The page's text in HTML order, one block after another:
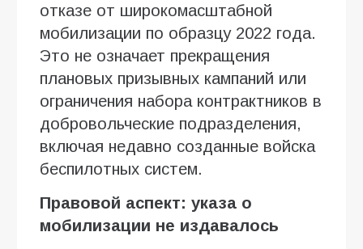
отказе от широкомасштабной
мобилизации по образцу 2022 года.
Это не означает прекращения
плановых призывных кампаний или
ограничения набора контрактников в
добровольческие подразделения,
включая недавно созданные войска
беспилотных систем.
Правовой аспект: указа о
мобилизации не издавалось